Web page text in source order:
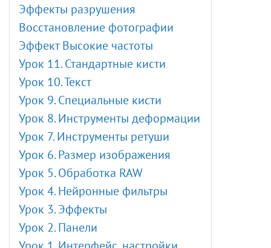
Эффекты разрушения
Восстановление фотографии
Эффект Высокие частоты
Урок 11. Стандартные кисти
Урок 10. Текст
Урок 9. Специальные кисти
Урок 8. Инструменты деформации
Урок 7. Инструменты ретуши
Урок 6. Размер изображения
Урок 5. Обработка RAW
Урок 4. Нейронные фильтры
Урок 3. Эффекты
Урок 2. Панели